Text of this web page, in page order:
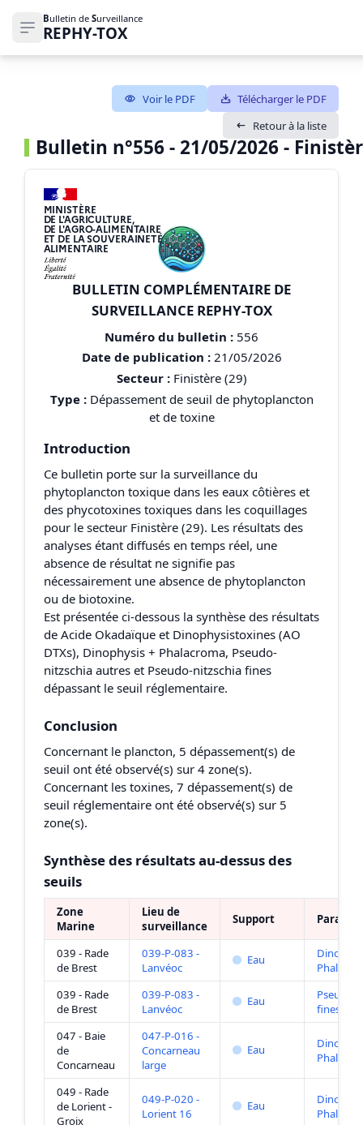
Ouvrir le menu de navigation
Bulletin de Surveillance
REPHY-TOX
Bulletin n°556 - 21/05/2026 -
Voir le PDF
Télécharger le PDF
Retour à la liste
MINISTÈRE
DE L'AGRICULTURE,
DE L'AGRO-ALIMENTAIRE
ET DE LA SOUVERAINETÉ
ALIMENTAIRE
BULLETIN COMPLÉMENTAIRE DE
SURVEILLANCE REPHY-TOX
Numéro du bulletin : 556
Date de publication :21/05/2026
Secteur :Finistère (29)
Type :Dépassement de seuil de phytoplancton
et de toxine
Introduction
Ce bulletin porte sur la surveillance du
phytoplancton toxique dans les eaux côtières et
des phycotoxines toxiques dans les coquillages
pour le secteur Finistère (29). Les résultats des
analyses étant diffusés en temps réel, une
absence de résultat ne signifie pas
nécessairement une absence de phytoplancton
ou de biotoxine.
Est présentée ci-dessous la synthèse des résultats
de Acide Okadaïque et Dinophysistoxines (AO
DTXs), Dinophysis + Phalacroma, Pseudo-
nitzschia autres et Pseudo-nitzschia fines
dépassant le seuil réglementaire.
Conclusion
Concernant le plancton, 5 dépassement(s) de
seuil ont été observé(s) sur 4 zone(s).
Concernant les toxines, 7 dépassement(s) de
seuil réglementaire ont été observé(s) sur 5
zone(s).
Synthèse des résultats au-dessus des
seuils
Zone
Marine
Lieu de
surveillance
Support
039 - Rade
de Brest
039-P-083 -
Lanvéoc
Eau
039 - Rade
de Brest
039-P-083 -
Lanvéoc
Eau
Pseudo-
fines
047 - Baie
de
Concarneau
047-P-016 -
Concarneau
large
Eau
049 - Rade
de Lorient -
Groix
049-P-020 -
Lorient 16
Eau